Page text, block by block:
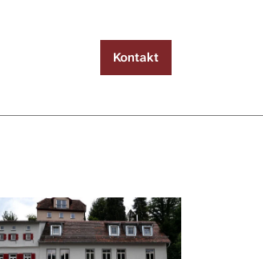
Kontakt